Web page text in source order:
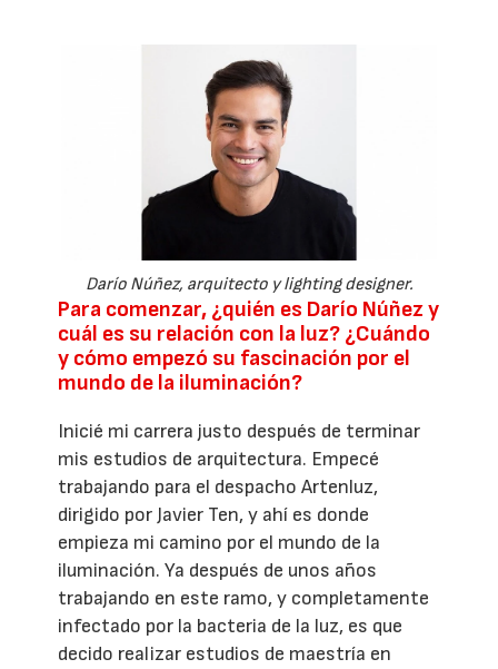
Darío Núñez, arquitecto y lighting designer.
Para comenzar, ¿quién es Darío Núñez y
cuál es su relación con la luz? ¿Cuándo
y cómo empezó su fascinación por el
mundo de la iluminación?
Inicié mi carrera justo después de terminar
mis estudios de arquitectura. Empecé
trabajando para el despacho Artenluz,
dirigido por Javier Ten, y ahí es donde
empieza mi camino por el mundo de la
iluminación. Ya después de unos años
trabajando en este ramo, y completamente
infectado por la bacteria de la luz, es que
decido realizar estudios de maestría en